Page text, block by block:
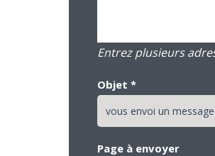
Entrez plusieurs
Objet *
Page à envoyer